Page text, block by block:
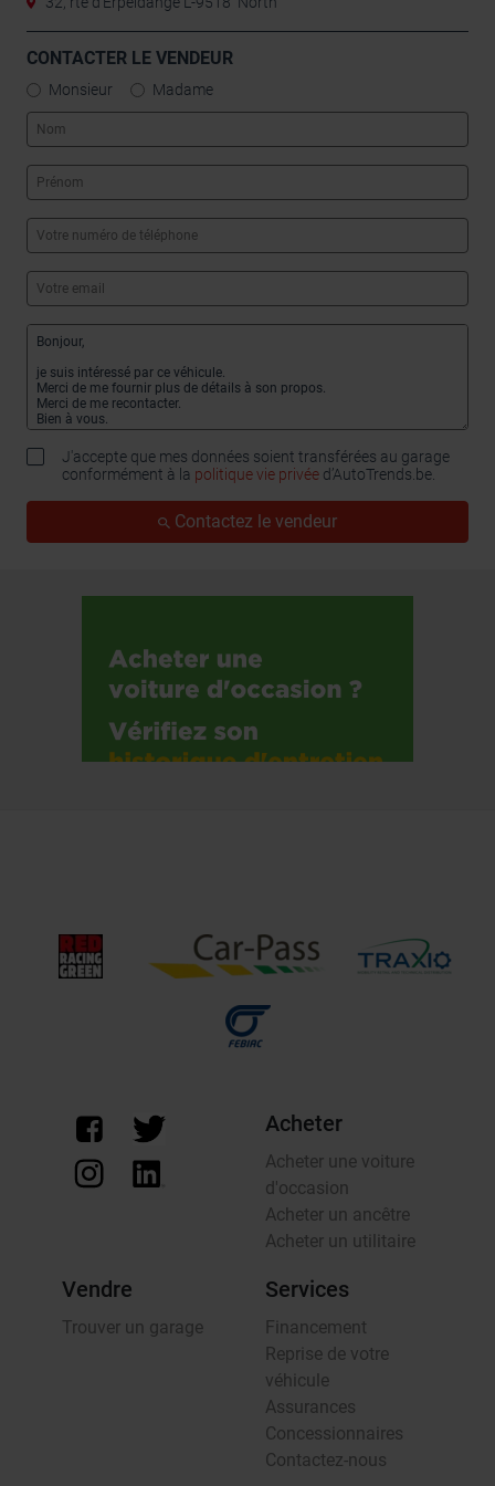
CONTACTER LE VENDEUR
Monsieur Madame
J'accepte que mes données soient transférées au garage
conformément à la politique vie privée d’AutoTrends.be.
Contactez le vendeur
Acheter
Acheter une voiture
d'occasion
Acheter un ancêtre
Acheter un utilitaire
Vendre
Trouver un garage
Services
Financement
Reprise de votre
véhicule
Assurances
Concessionnaires
Contactez-nous